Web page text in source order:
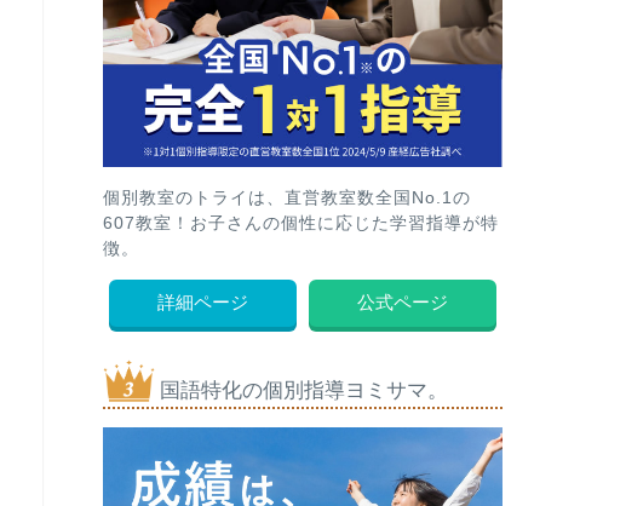
個別教室のトライは、直営教室数全国No.1の
607教室！お子さんの個性に応じた学習指導が特
徴。
詳細ページ 公式ページ
国語特化の個別指導ヨミサマ。